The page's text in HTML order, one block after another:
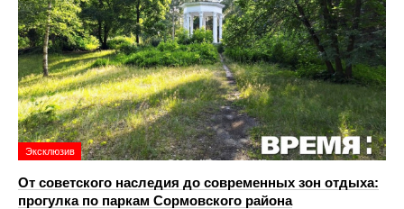
Эксклюзив
От советского наследия до современных зон отдыха:
прогулка по паркам Сормовского района